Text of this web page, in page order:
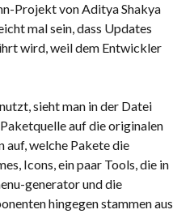
Projekt von Aditya Shakya
mal sein, dass Updates
wird, weil dem Entwickler
sieht man in der Datei
auf die originalen
auf, welche Pakete die
Icons, ein paar Tools, die in
generator und die
hingegen stammen aus